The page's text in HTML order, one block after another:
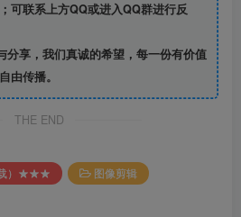
可联系上方QQ或进入QQ群进行反
分享，我们真诚的希望，每一份有价值
由传播。
THE END
载）★★★
图像剪辑